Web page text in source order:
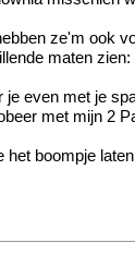
ze'm ook
maten
je even met je
met mijn 2
het boompje